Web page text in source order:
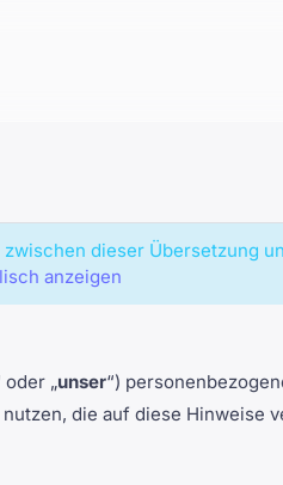
dieser Übersetzung
anzeigen
oder „unser“)
die auf diese Hinweise